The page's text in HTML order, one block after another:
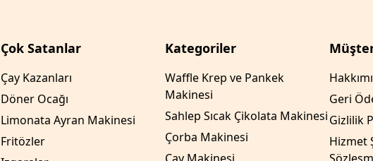
Çok Satanlar
Çay Kazanları
Döner Ocağı
Limonata Ayran Makinesi
Fritözler
Kategoriler
Waffle Krep ve Pankek
Makinesi
Sahlep Sıcak Çikolata Makinesi
Çorba Makinesi
Geri
Gizlilik
Hizmet